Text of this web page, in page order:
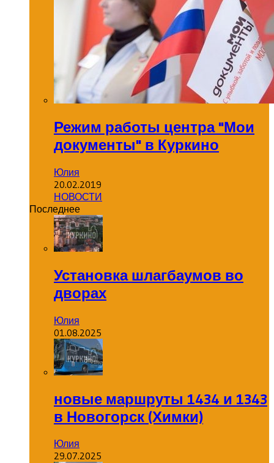
Режим работы центра "Мои
документы" в Куркино
Юлия
20.02.2019
НОВОСТИ
Последнее
Установка шлагбаумов во
дворах
Юлия
01.08.2025
новые маршруты 1434 и 1343
в Новогорск (Химки)
Юлия
29.07.2025